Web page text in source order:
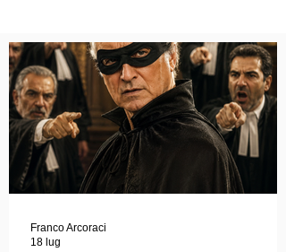
Franco Arcoraci
18 lug